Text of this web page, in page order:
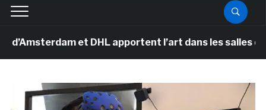
et DHL apportent l’art dans les salles de